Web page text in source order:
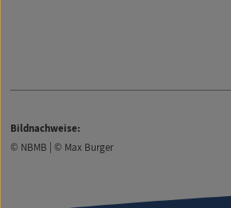
Bildnachweise:
© NBMB | © Max Burger